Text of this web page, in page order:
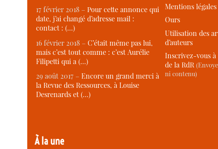
17 février 2018 –Pour cette annonce qui
date, j’ai changé d’adresse mail :
contact : (…)
16 février 2018 –C’était même pas lui,
mais c’est tout comme : c’est Aurélie
Filipetti qui a (…)
29 août 2017 –Encore un grand merci à
la Revue des Ressources, à Louise
Desrenards et (…)
À la une
Mentions légales
Ours
Utilisation des
d’auteurs
Inscrivez-vous
de la RdR
ni contenu)